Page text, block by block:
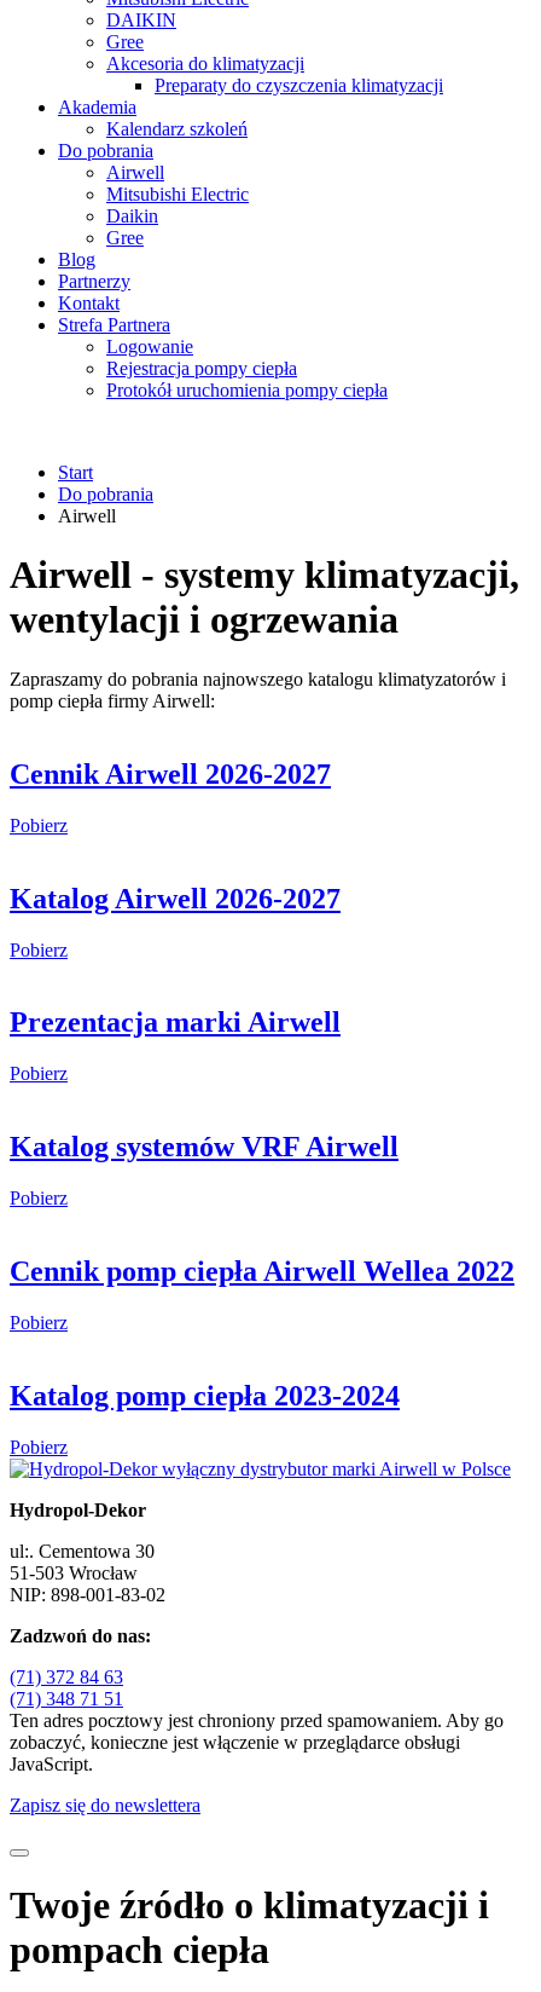
DAIKIN
Gree
Akcesoria do klimatyzacji
Preparaty do czyszczenia klimatyzacji
Akademia
Kalendarz szkoleń
Do pobrania
Airwell
Mitsubishi Electric
Daikin
Gree
Blog
Partnerzy
Kontakt
Strefa Partnera
Logowanie
Rejestracja pompy ciepła
Protokół uruchomienia pompy ciepła
Start
Do pobrania
Airwell
Airwell - systemy klimatyzacji,
wentylacji i ogrzewania
Zapraszamy do pobrania najnowszego katalogu klimatyzatorów i
pomp ciepła firmy Airwell:
Cennik Airwell 2026-2027
Pobierz
Katalog Airwell 2026-2027
Pobierz
Prezentacja marki Airwell
Pobierz
Katalog systemów VRF Airwell
Pobierz
Cennik pomp ciepła Airwell Wellea 2022
Pobierz
Katalog pomp ciepła 2023-2024
Pobierz
Hydropol-Dekor
ul:. Cementowa 30
51-503 Wrocław
NIP: 898-001-83-02
Zadzwoń do nas:
(71) 372 84 63
(71) 348 71 51
Ten adres pocztowy jest chroniony przed spamowaniem. Aby go
zobaczyć, konieczne jest włączenie w przeglądarce obsługi
JavaScript.
Zapisz się do newslettera
Twoje źródło o klimatyzacji i
pompach ciepła